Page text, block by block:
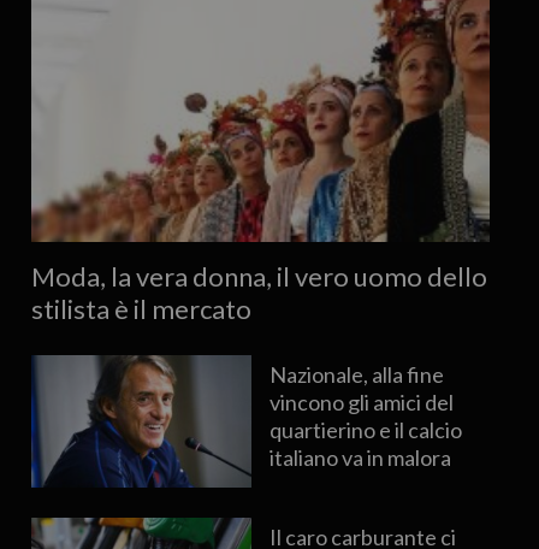
Moda, la vera donna, il vero uomo dello
stilista è il mercato
Nazionale, alla fine
vincono gli amici del
quartierino e il calcio
italiano va in malora
Il caro carburante ci